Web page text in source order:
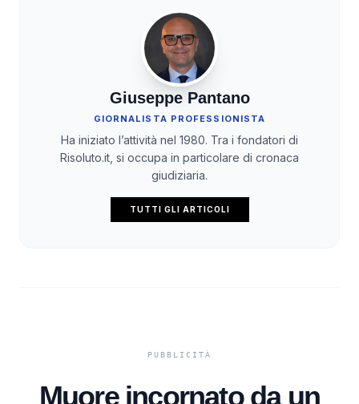
Giuseppe Pantano
GIORNALISTA PROFESSIONISTA
Ha iniziato l’attività nel 1980. Tra i fondatori di
Risoluto.it, si occupa in particolare di cronaca
giudiziaria.
TUTTI GLI ARTICOLI
Muore incornato da un